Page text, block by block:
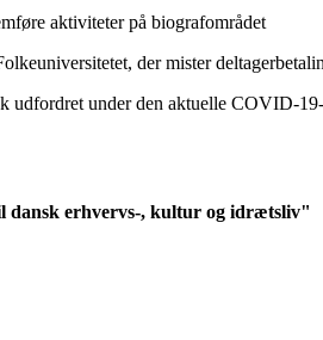
aktiviteter på biografområdet
der mister
udfordret under den aktuelle COVID-
erhvervs-, kultur og idrætsliv"